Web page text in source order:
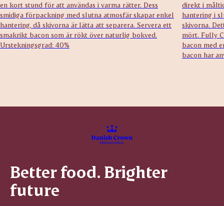
en kort stund för att användas i varma rätter. Dess
smidiga förpackning med slutna atmosfär skapar enkel
hantering, då skivorna är lätta att separera. Servera ett
smakrikt bacon som är rökt över naturlig bokved.
Urstekningsgrad: 40%
direkt i
hantering i
skivorna.
mört. Fully
bacon med
bacon har
Better food. Brighter
future